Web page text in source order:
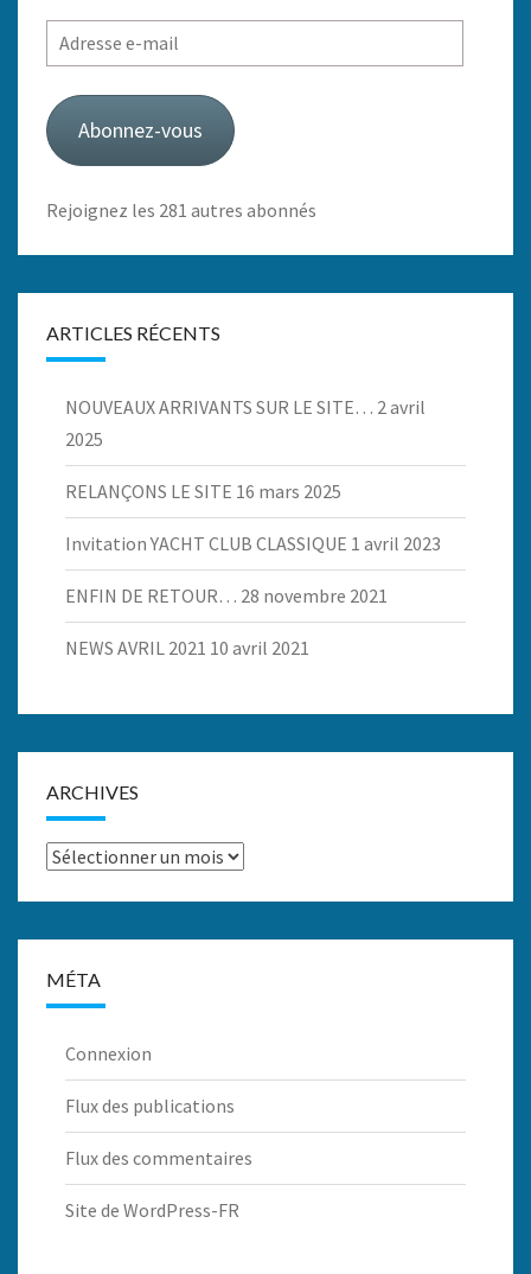
Adresse
e-
mail
Abonnez-vous
Rejoignez les 281 autres abonnés
ARTICLES RÉCENTS
NOUVEAUX ARRIVANTS SUR LE SITE… 2 avril
2025
RELANÇONS LE SITE 16 mars 2025
Invitation YACHT CLUB CLASSIQUE 1 avril 2023
ENFIN DE RETOUR… 28 novembre 2021
NEWS AVRIL 2021 10 avril 2021
ARCHIVES
Archives
MÉTA
Connexion
Flux des publications
Flux des commentaires
Site de WordPress-FR